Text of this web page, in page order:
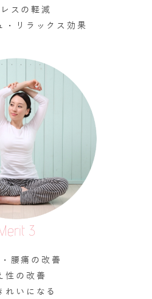
スの軽減
・リラックス効果
3
腰痛の改善
性の改善
れいになる